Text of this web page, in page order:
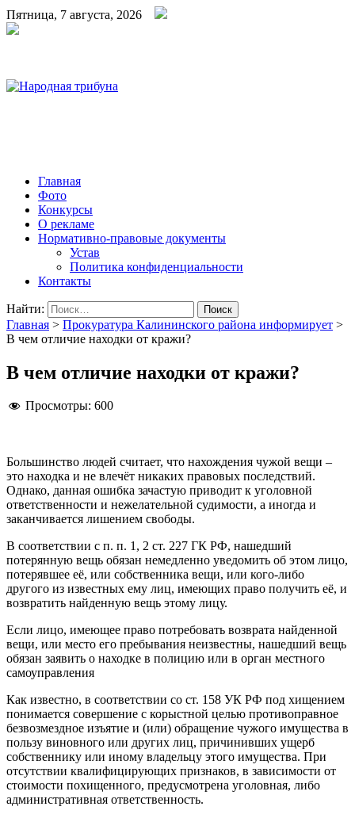
Пятница, 7 августа, 2026
Главная
Фото
Конкурсы
О рекламе
Нормативно-правовые документы
Устав
Политика конфиденциальности
Контакты
Найти:
Главная > Прокуратура Калининского района информирует >
В чем отличие находки от кражи?
В чем отличие находки от кражи?
Просмотры: 600
Большинство людей считает, что нахождения чужой вещи –
это находка и не влечёт никаких правовых последствий.
Однако, данная ошибка зачастую приводит к уголовной
ответственности и нежелательной судимости, а иногда и
заканчивается лишением свободы.
В соответствии с п. п. 1, 2 ст. 227 ГК РФ, нашедший
потерянную вещь обязан немедленно уведомить об этом лицо,
потерявшее её, или собственника вещи, или кого-либо
другого из известных ему лиц, имеющих право получить её, и
возвратить найденную вещь этому лицу.
Если лицо, имеющее право потребовать возврата найденной
вещи, или место его пребывания неизвестны, нашедший вещь
обязан заявить о находке в полицию или в орган местного
самоуправления
Как известно, в соответствии со ст. 158 УК РФ под хищением
понимается совершение с корыстной целью противоправное
безвозмездное изъятие и (или) обращение чужого имущества в
пользу виновного или других лиц, причинивших ущерб
собственнику или иному владельцу этого имущества. При
отсутствии квалифицирующих признаков, в зависимости от
стоимости похищенного, предусмотрена уголовная, либо
административная ответственность.